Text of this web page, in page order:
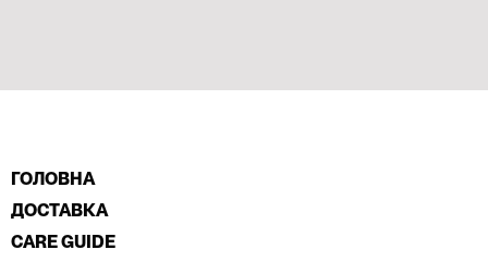
ГОЛОВНА
ДОСТАВКА
CARE GUIDE